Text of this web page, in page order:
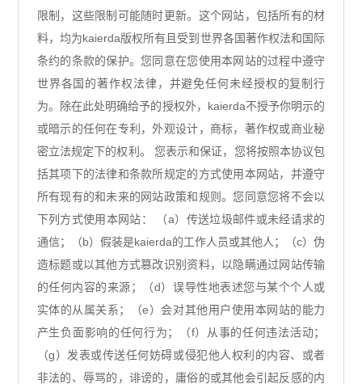
限制，这些限制可能随时更新。这个网站，包括所有的材
料，均为kaierda版权所有且受到世界各国著作权法和国际
条约的条款的保护。您同意在您使用本网站的过程中遵守
世界各国的著作权法律，并避免任何未经授权的复制行
为。除在此处明确给予的授权外，kaierda不授予你明示的
或暗示的任何在专利，外观设计，商标，著作权或商业秘
密立法规定下的权利。 您表示和保证，您将按照本协议包
括其项下的法律和条款所规定的方式使用本网站，并遵守
所有现有的和未来的网站政策和规则。您同意您将不会以
下列方式使用本网站： （a）传送垃圾邮件或未经请求的
通信；（b）假装是kaierda的工作人员或其他人；（c）伪
造标题或以其他方式篡改识别资料，以隐瞒通过网站传输
的任何内容的来源；（d）误导性地表述您与某个个人或
实体的从属关系；（e）会对其他用户使用本网站的能力
产生负面影响的任何行为；（f）从事的任何违法活动；
（g）发表或传送任何妨碍或侵犯他人权利的内容、或者
非法的、辱骂的，诽谤的，庸俗的或其他会引起反感的内